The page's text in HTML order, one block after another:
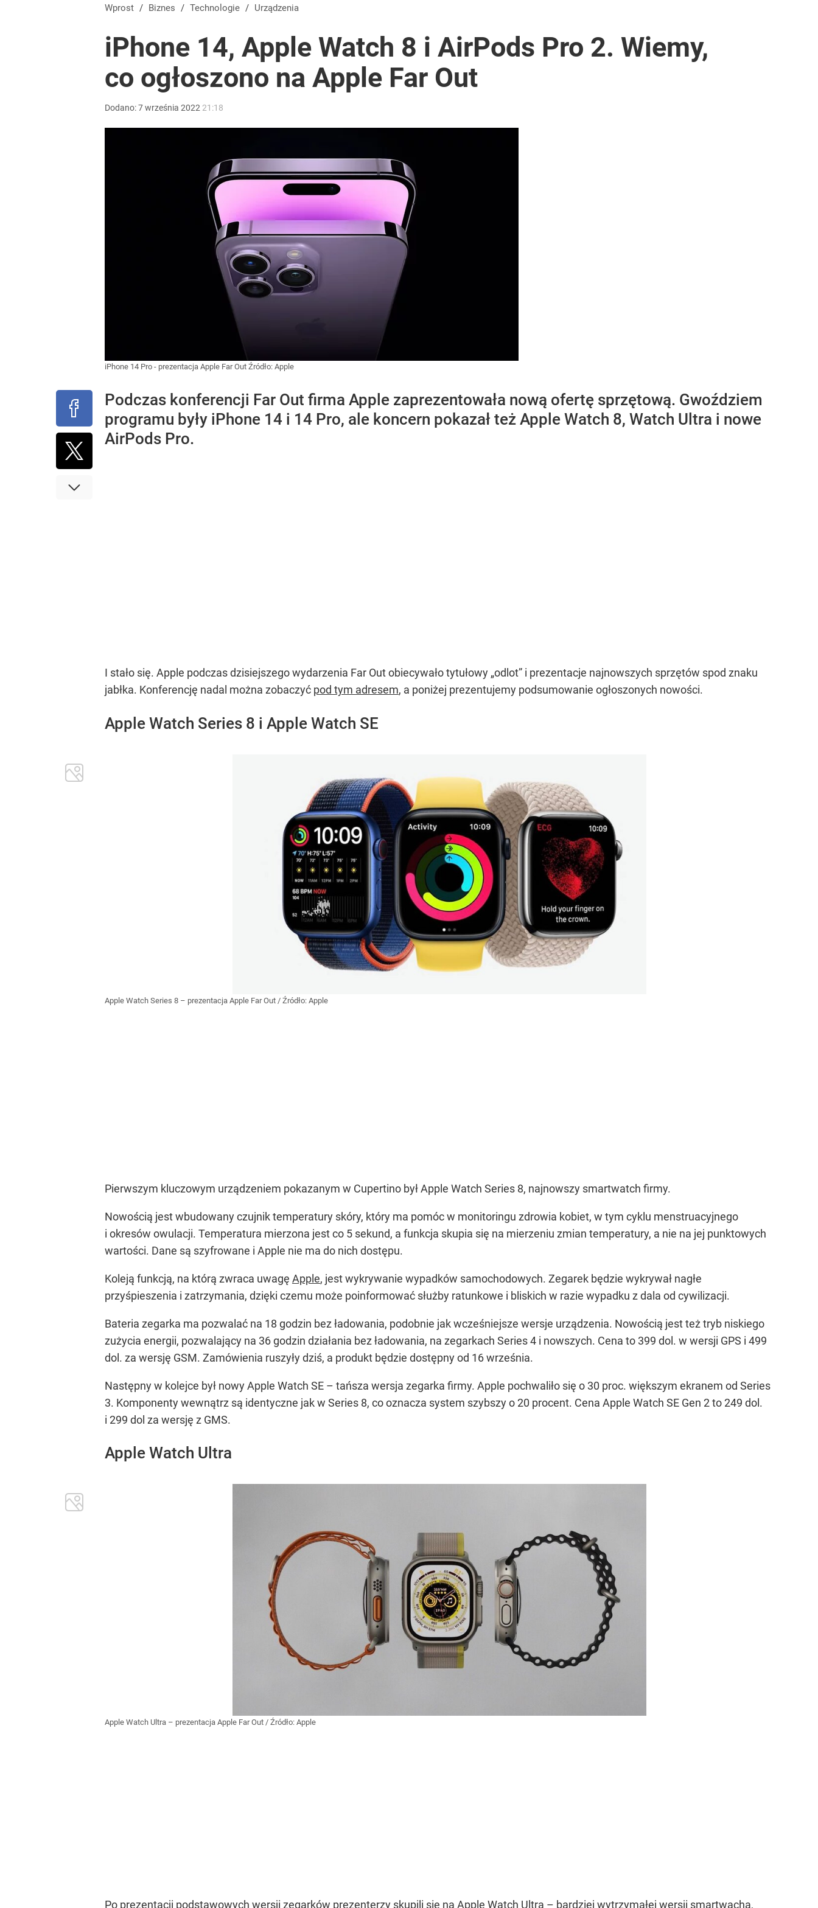
Wprost / Biznes / Technologie / Urządzenia
iPhone 14, Apple Watch 8 i AirPods Pro 2. Wiemy,
co ogłoszono na Apple Far Out
Dodano:7września 2022 21:18
iPhone 14 Pro - prezentacja Apple Far Out Źródło: Apple
Podczas konferencji Far Out firma Apple zaprezentowała nową ofertę sprzętową. Gwoździem
programu były iPhone 14 i 14 Pro, ale koncern pokazał też Apple Watch 8, Watch Ultra i nowe
AirPods Pro.
I stało się. Apple podczas dzisiejszego wydarzenia Far Out obiecywało tytułowy „odlot” i prezentacje najnowszych sprzętów spod znaku
jabłka. Konferencję nadal można zobaczyć pod tym adresem, a poniżej prezentujemy podsumowanie ogłoszonych nowości.
Apple Watch Series 8 i Apple Watch SE
Apple Watch Series 8 – prezentacja Apple Far Out / Źródło: Apple
Pierwszym kluczowym urządzeniem pokazanym w Cupertino był Apple Watch Series 8, najnowszy smartwatch firmy.
Nowością jest wbudowany czujnik temperatury skóry, który ma pomóc w monitoringu zdrowia kobiet, w tym cyklu menstruacyjnego
i okresów owulacji. Temperatura mierzona jest co 5 sekund, a funkcja skupia się na mierzeniu zmian temperatury, a nie na jej punktowych
wartości. Dane są szyfrowane i Apple nie ma do nich dostępu.
Koleją funkcją, na którą zwraca uwagę Apple, jest wykrywanie wypadków samochodowych. Zegarek będzie wykrywał nagłe
przyśpieszenia i zatrzymania, dzięki czemu może poinformować służby ratunkowe i bliskich w razie wypadku z dala od cywilizacji.
Bateria zegarka ma pozwalać na 18 godzin bez ładowania, podobnie jak wcześniejsze wersje urządzenia. Nowością jest też tryb niskiego
zużycia energii, pozwalający na 36 godzin działania bez ładowania, na zegarkach Series 4 i nowszych. Cena to 399 dol. w wersji GPS i 499
dol. za wersję GSM. Zamówienia ruszyły dziś, a produkt będzie dostępny od 16 września.
Następny w kolejce był nowy Apple Watch SE – tańsza wersja zegarka firmy. Apple pochwaliło się o 30 proc. większym ekranem od Series
3. Komponenty wewnątrz są identyczne jak w Series 8, co oznacza system szybszy o 20 procent. Cena Apple Watch SE Gen 2 to 249 dol.
i 299 dol za wersję z GMS.
Apple Watch Ultra
Apple Watch Ultra – prezentacja Apple Far Out / Źródło: Apple
Po prezentacji podstawowych wersji zegarków prezenterzy skupili się na Apple Watch Ultra – bardziej wytrzymałej wersji smartwacha,